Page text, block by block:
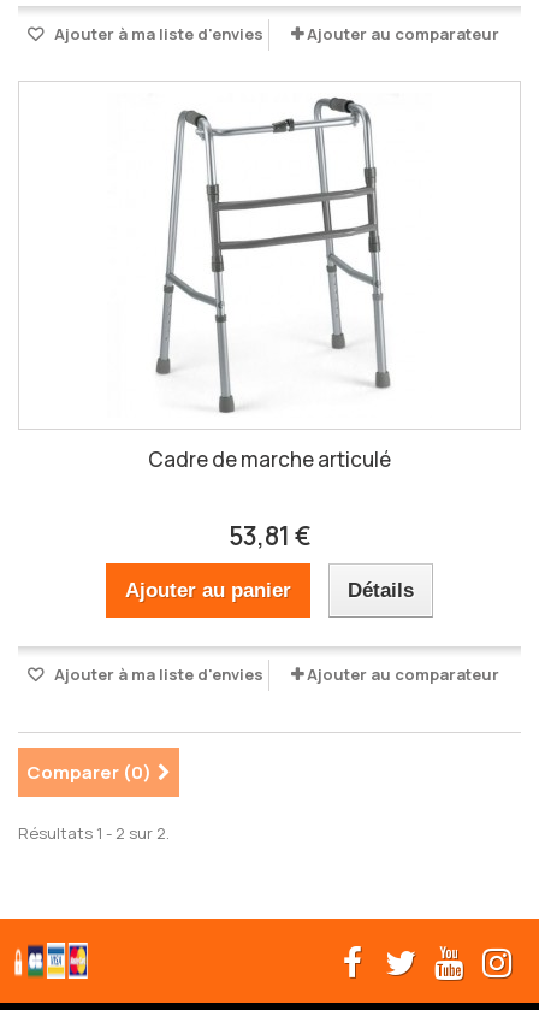
Ajouter à ma liste d'envies Ajouter au comparateur
Cadre de marche articulé
53,81 €
Ajouter au panier Détails
Ajouter à ma liste d'envies Ajouter au comparateur
Comparer (0)
Résultats 1 - 2 sur 2.